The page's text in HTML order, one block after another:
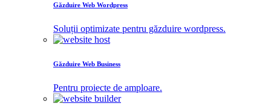
Găzduire Web Wordpress
Soluții optimizate pentru găzduire wordpress.
Găzduire Web Business
Pentru proiecte de amploare.